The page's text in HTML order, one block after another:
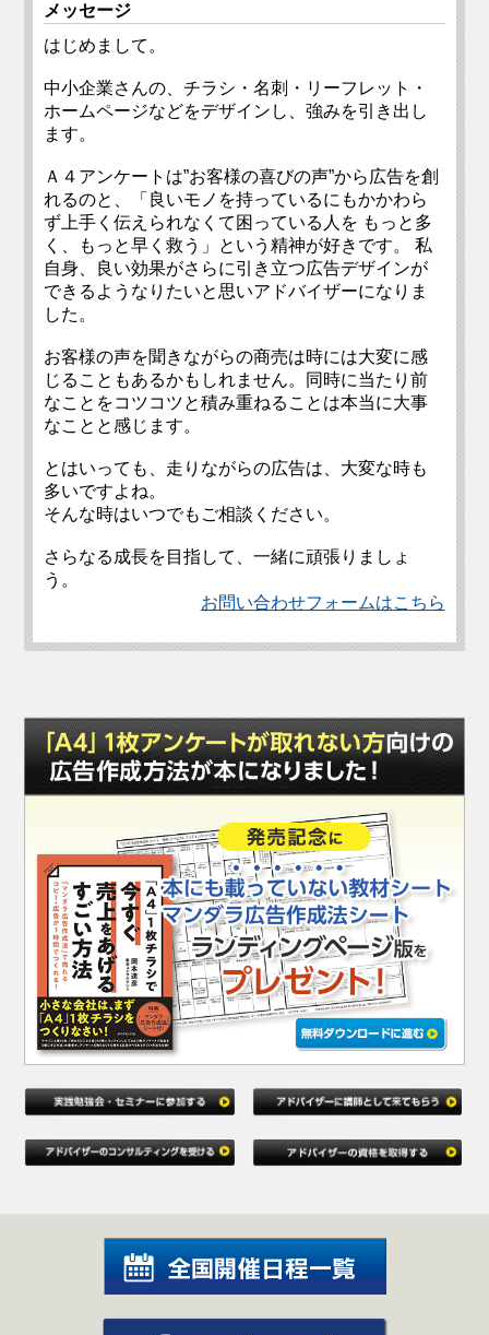
メッセージ
はじめまして。
中小企業さんの、チラシ・名刺・リーフレット・
ホームページなどをデザインし、強みを引き出し
ます。
Ａ４アンケートは”お客様の喜びの声”から広告を創
れるのと、「良いモノを持っているにもかかわら
ず上手く伝えられなくて困っている人を もっと多
く、もっと早く救う」という精神が好きです。 私
自身、良い効果がさらに引き立つ広告デザインが
できるようなりたいと思いアドバイザーになりま
した。
お客様の声を聞きながらの商売は時には大変に感
じることもあるかもしれません。同時に当たり前
なことをコツコツと積み重ねることは本当に大事
なことと感じます。
とはいっても、走りながらの広告は、大変な時も
多いですよね。
そんな時はいつでもご相談ください。
さらなる成長を目指して、一緒に頑張りましょ
う。
お問い合わせフォームはこちら